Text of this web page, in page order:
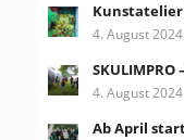
Kunstatelier
4. August
4. August
Ab April